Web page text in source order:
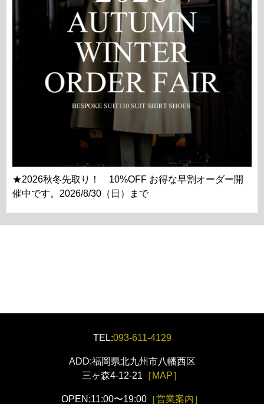
★2026秋冬先取り！ 10%OFF お得な早割オーダー開
催中です。2026/8/30（日）まで
TEL:093-611-4129
ADD:福岡県北九州市八幡西区
三ヶ森4-12-21 ［MAP］
OPEN:11:00〜19:00［営業案内］